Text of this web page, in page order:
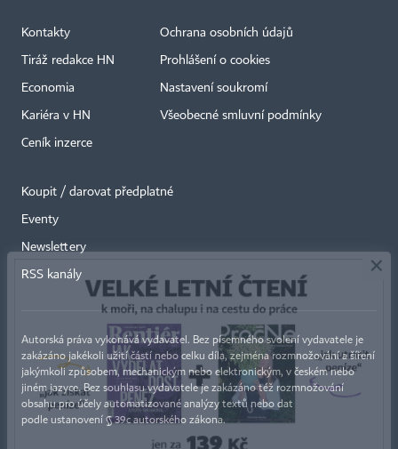
Kontakty
Tiráž redakce HN
Economia
Kariéra v HN
Ceník inzerce
Ochrana osobních údajů
Prohlášení o cookies
Nastavení soukromí
Všeobecné smluvní podmínky
Koupit / darovat předplatné
Eventy
Newslettery
RSS kanály
Autorská práva vykonává vydavatel. Bez písemného svolení vydavatele je
zakázáno jakékoli užití částí nebo celku díla, zejména rozmnožování a šíření
jakýmkoli způsobem, mechanickým nebo elektronickým, v českém nebo
jiném jazyce. Bez souhlasu vydavatele je zakázáno též rozmnožování
obsahu pro účely automatizované analýzy textů nebo dat
podle ustanovení § 39c autorského zákona.